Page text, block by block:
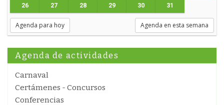
26 27 28 29 30 31
Agenda para hoy Agenda en esta semana
Agenda de actividades
Carnaval
Certámenes - Concursos
Conferencias